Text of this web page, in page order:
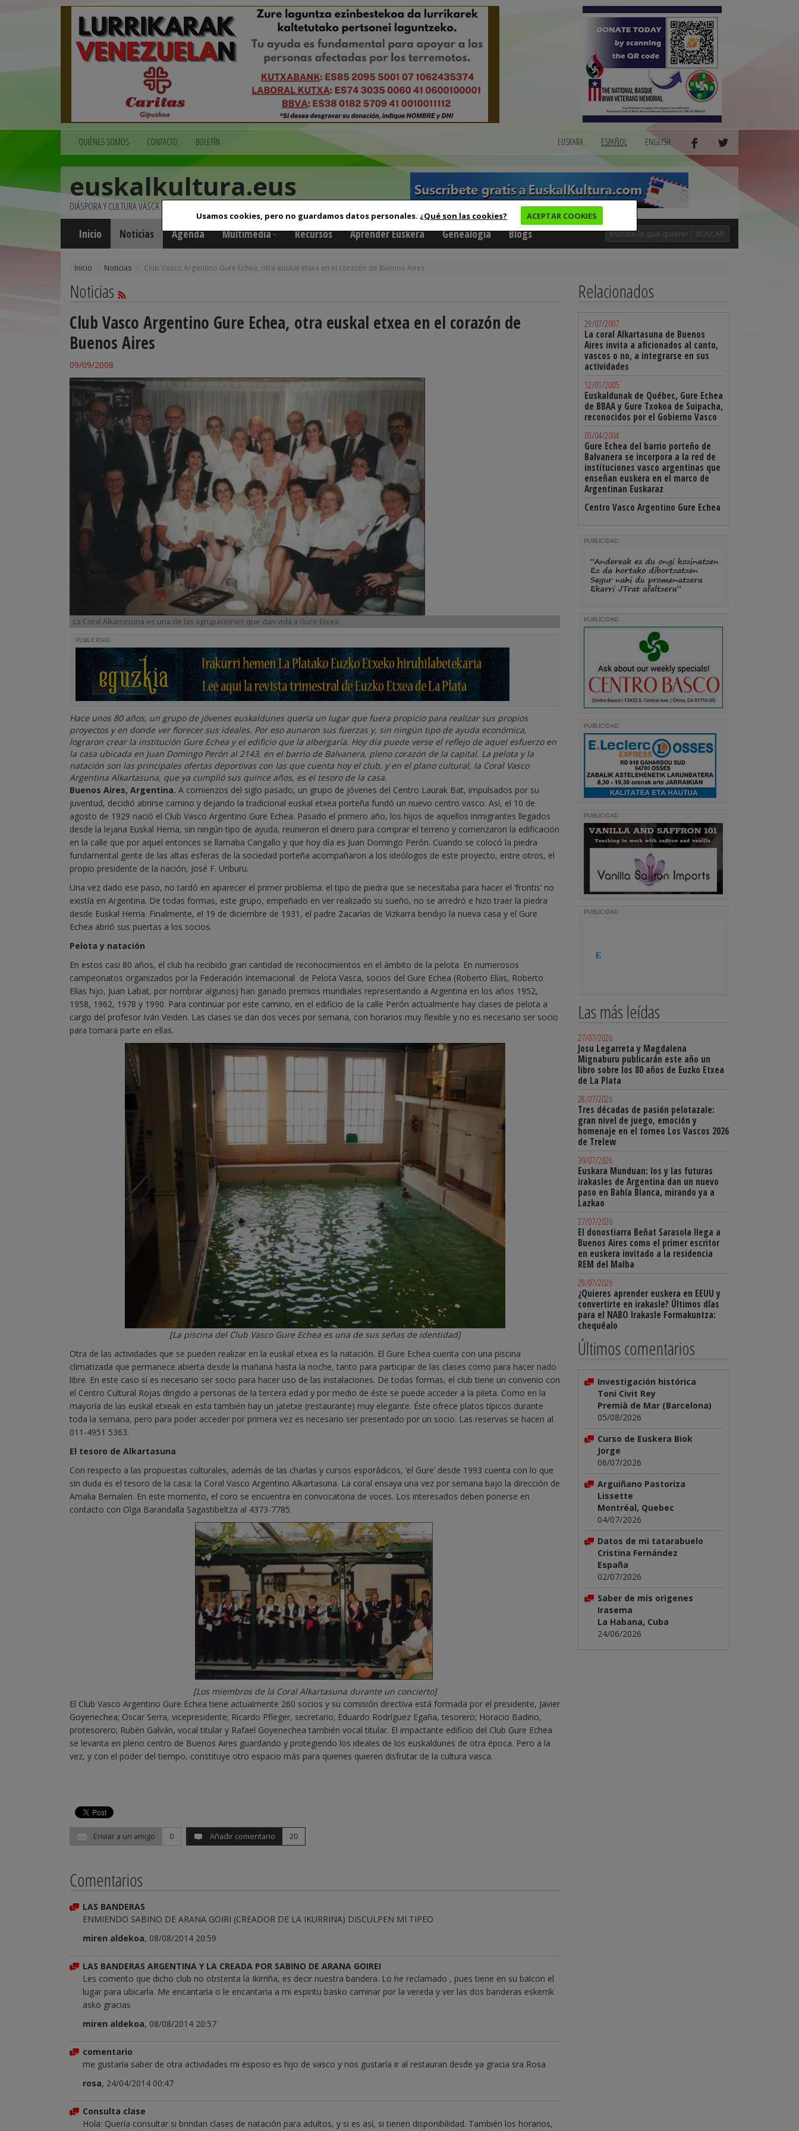
Usamos cookies, pero no guardamos datos personales. ¿Qué son las cookies? ACEPTAR COOKIES
QUIÉNES SOMOS CONTACTO BOLETÍN EUSKARA ESPAÑOL ENGLISH
euskalkultura.eus
DIÁSPORA Y CULTURA VASCA
Inicio Noticias Agenda Multimedia Recursos Aprender Euskera Genealogía Blogs BUSCAR
Inicio Noticias Club Vasco Argentino Gure Echea, otra euskal etxea en el corazón de Buenos Aires
Noticias
Club Vasco Argentino Gure Echea, otra euskal etxea en el corazón de
Buenos Aires
09/09/2008
La Coral Alkartasuna es una de las agrupaciones que dan vida a Gure Etxea
PUBLICIDAD
Hace unos 80 años, un grupo de jóvenes euskaldunes quería un lugar que fuera propicio para realizar sus propios
proyectos y en donde ver florecer sus ideales. Por eso aunaron sus fuerzas y, sin ningún tipo de ayuda económica,
lograron crear la institución Gure Echea y el edificio que la albergaría. Hoy día puede verse el reflejo de aquel esfuerzo en
la casa ubicada en Juan Domingo Perón al 2143, en el barrio de Balvanera, pleno corazón de la capital. La pelota y la
natación son las principales ofertas deportivas con las que cuenta hoy el club, y en el plano cultural, la Coral Vasco
Argentina Alkartasuna, que ya cumplió sus quince años, es el tesoro de la casa.
Buenos Aires, Argentina. A comienzos del siglo pasado, un grupo de jóvenes del Centro Laurak Bat, impulsados por su
juventud, decidió abrirse camino y dejando la tradicional euskal etxea porteña fundó un nuevo centro vasco. Así, el 10 de
agosto de 1929 nació el Club Vasco Argentino Gure Echea. Pasado el primero año, los hijos de aquellos inmigrantes llegados
desde la lejana Euskal Herria, sin ningún tipo de ayuda, reunieron el dinero para comprar el terreno y comenzaron la edificación
en la calle que por aquel entonces se llamaba Cangallo y que hoy día es Juan Domingo Perón. Cuando se colocó la piedra
fundamental gente de las altas esferas de la sociedad porteña acompañaron a los ideólogos de este proyecto, entre otros, el
propio presidente de la nación, José F. Uriburu.
Una vez dado ese paso, no tardó en aparecer el primer problema: el tipo de piedra que se necesitaba para hacer el ‘frontis’ no
existía en Argentina. De todas formas, este grupo, empeñado en ver realizado su sueño, no se arredró e hizo traer la piedra
desde Euskal Herria. Finalmente, el 19 de diciembre de 1931, el padre Zacarías de Vizkarra bendijo la nueva casa y el Gure
Echea abrió sus puertas a los socios.
Pelota y natación
En estos casi 80 años, el club ha recibido gran cantidad de reconocimientos en el ámbito de la pelota. En numerosos
campeonatos organizados por la Federación Internacional de Pelota Vasca, socios del Gure Echea (Roberto Elías, Roberto
Elías hijo, Juan Labat, por nombrar algunos) han ganado premios mundiales representando a Argentina en los años 1952,
1958, 1962, 1978 y 1990. Para continuar por este camino, en el edificio de la calle Perón actualmente hay clases de pelota a
cargo del profesor Iván Veiden. Las clases se dan dos veces por semana, con horarios muy flexible y no es necesario ser socio
para tomara parte en ellas.
[La piscina del Club Vasco Gure Echea es una de sus señas de identidad]
Otra de las actividades que se pueden realizar en la euskal etxea es la natación. El Gure Echea cuenta con una piscina
climatizada que permanece abierta desde la mañana hasta la noche, tanto para participar de las clases como para hacer nado
libre. En este caso sí es necesario ser socio para hacer uso de las instalaciones. De todas formas, el club tiene un convenio con
el Centro Cultural Rojas dirigido a personas de la tercera edad y por medio de éste se puede acceder a la pileta. Como en la
mayoría de las euskal etxeak en esta también hay un jatetxe (restaurante) muy elegante. Éste ofrece platos típicos durante
toda la semana, pero para poder acceder por primera vez es necesario ser presentado por un socio. Las reservas se hacen al
011-4951 5363.
El tesoro de Alkartasuna
Con respecto a las propuestas culturales, además de las charlas y cursos esporádicos, ‘el Gure’ desde 1993 cuenta con lo que
sin duda es el tesoro de la casa: la Coral Vasco Argentino Alkartasuna. La coral ensaya una vez por semana bajo la dirección de
Amalia Bernalen. En este momento, el coro se encuentra en convocatoria de voces. Los interesados deben ponerse en
contacto con Olga Barandalla Sagastibeltza al 4373-7785.
[Los miembros de la Coral Alkartasuna durante un concierto]
El Club Vasco Argentino Gure Echea tiene actualmente 260 socios y su comisión directiva está formada por el presidente, Javier
Goyenechea; Oscar Serra, vicepresidente; Ricardo Pfleger, secretario; Eduardo Rodríguez Egaña, tesorero; Horacio Badino,
protesorero; Rubén Galván, vocal titular y Rafael Goyenechea también vocal titular. El impactante edificio del Club Gure Echea
se levanta en pleno centro de Buenos Aires guardando y protegiendo los ideales de los euskaldunes de otra época. Pero a la
vez, y con el poder del tiempo, constituye otro espacio más para quienes quieren disfrutar de la cultura vasca.
Enviar a un amigo 0 Añadir comentario 20
Comentarios
LAS BANDERAS
ENMIENDO SABINO DE ARANA GOIRI (CREADOR DE LA IKURRINA) DISCULPEN MI TIPEO
miren aldekoa, 08/08/2014 20:59
LAS BANDERAS ARGENTINA Y LA CREADA POR SABINO DE ARANA GOIREI
Les comento que dicho club no obstenta la Ikirriña, es decir nuestra bandera. Lo he reclamado , pues tiene en su balcon el
lugar para ubicarla. Me encantarìa o le encantaria a mi espiritu basko caminar por la vereda y ver las dos banderas eskerrik
asko gracias
miren aldekoa, 08/08/2014 20:57
comentario
me gustaría saber de otra actividades mi esposo es hijo de vasco y nos gustaría ir al restauran desde ya gracia sra Rosa
rosa, 24/04/2014 00:47
Consulta clase
Hola: Quería consultar si brindan clases de natación para adultos, y si es así, si tienen disponibilidad. También los horarios,
Relacionados
29/07/2007
La coral Alkartasuna de Buenos
Aires invita a aficionados al canto,
vascos o no, a integrarse en sus
actividades
12/01/2005
Euskaldunak de Québec, Gure Echea
de BBAA y Gure Txokoa de Suipacha,
reconocidos por el Gobierno Vasco
03/04/2004
Gure Echea del barrio porteño de
Balvanera se incorpora a la red de
instituciones vasco argentinas que
enseñan euskera en el marco de
Argentinan Euskaraz
Centro Vasco Argentino Gure Echea
PUBLICIDAD
PUBLICIDAD
PUBLICIDAD
PUBLICIDAD
PUBLICIDAD
Las más leídas
27/07/2026
Josu Legarreta y Magdalena
Mignaburu publicarán este año un
libro sobre los 80 años de Euzko Etxea
de La Plata
28/07/2026
Tres décadas de pasión pelotazale:
gran nivel de juego, emoción y
homenaje en el torneo Los Vascos 2026
de Trelew
30/07/2026
Euskara Munduan: los y las futuras
irakasles de Argentina dan un nuevo
paso en Bahía Blanca, mirando ya a
Lazkao
27/07/2026
El donostiarra Beñat Sarasola llega a
Buenos Aires como el primer escritor
en euskera invitado a la residencia
REM del Malba
29/07/2026
¿Quieres aprender euskera en EEUU y
convertirte en irakasle? Últimos días
para el NABO Irakasle Formakuntza:
chequéalo
Últimos comentarios
Investigación histórica
Toni Civit Rey
Premià de Mar (Barcelona)
05/08/2026
Curso de Euskera Biok
Jorge
06/07/2026
Arguiñano Pastoriza
Lissette
Montréal, Quebec
04/07/2026
Datos de mi tatarabuelo
Cristina Fernández
España
02/07/2026
Saber de mis origenes
Irasema
La Habana, Cuba
24/06/2026